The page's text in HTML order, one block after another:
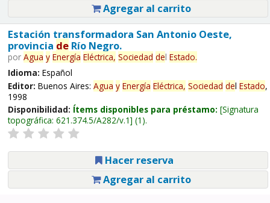
Agregar al carrito
Estación transformadora San Antonio Oeste,
provincia deRío Negro.
por Agua y Energía Eléctrica, Sociedad del Estado.
Idioma: Español
Editor: Buenos Aires: Agua y Energía Eléctrica, Sociedad del Estado,
1998
Disponibilidad: Ítems disponibles para préstamo: Signatura
topográfica: 621.374.5/A282/v.1 (1).
Hacer reserva
Agregar al carrito